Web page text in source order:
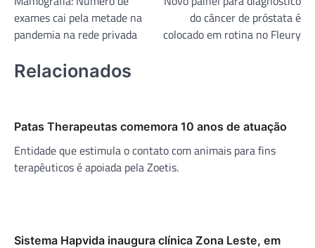
de
Post
exames cai pela metade na
pandemia na rede privada
do câncer de próstata é
colocado em rotina no Fleury
Relacionados
Patas Therapeutas comemora 10 anos de atuação
Entidade que estimula o contato com animais para fins
terapêuticos é apoiada pela Zoetis.
Sistema Hapvida inaugura clínica Zona Leste, em